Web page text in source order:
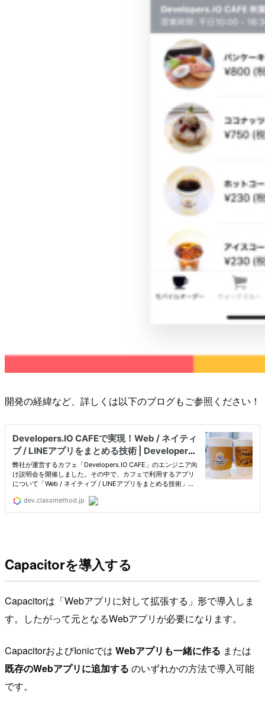
開発の経緯など、詳しくは以下のブログもご参照ください！
Capacitorを導入する
Capacitorは「Webアプリに対して拡張する」形で導入しま
す。したがって元となるWebアプリが必要になります。
CapacitorおよびIonicでは Webアプリも一緒に作る または
既存のWebアプリに追加する のいずれかの方法で導入可能
です。